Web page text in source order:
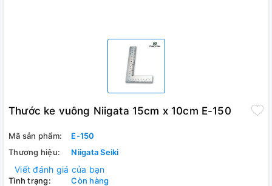
Thước ke vuông Niigata 15cm x 10cm E-150
Mã sản phẩm:
E-150
Thương hiệu:
Niigata Seiki
Viết đánh giá của bạn
Tình trạng: Còn hàng